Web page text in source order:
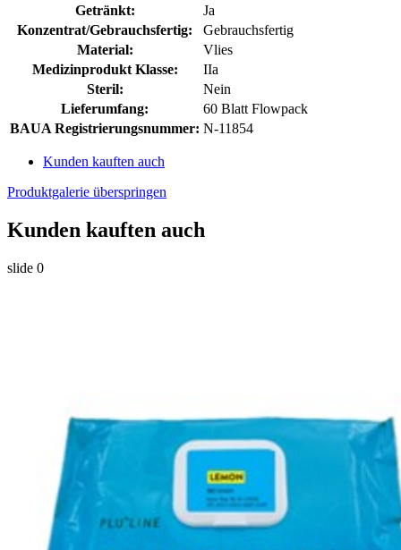
Getränkt:
Ja
Konzentrat/Gebrauchsfertig:
Gebrauchsfertig
Material:
Vlies
Medizinprodukt Klasse:
IIa
Steril:
Nein
Lieferumfang:
60 Blatt Flowpack
BAUA Registrierungsnummer: N-11854
Kunden kauften auch
Produktgalerie überspringen
Kunden kauften auch
slide 0